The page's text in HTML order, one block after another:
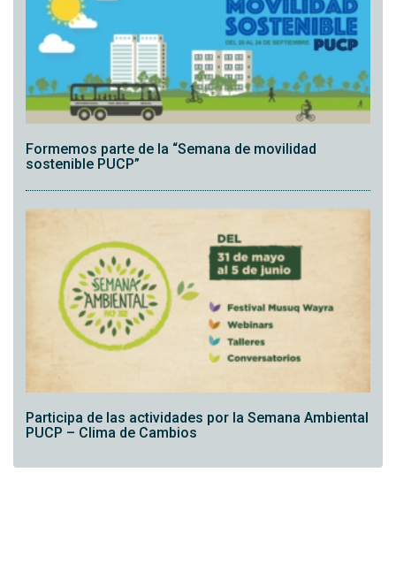
Formemos parte de la “Semana de movilidad
sostenible PUCP”
Participa de las actividades por la Semana Ambiental
PUCP – Clima de Cambios